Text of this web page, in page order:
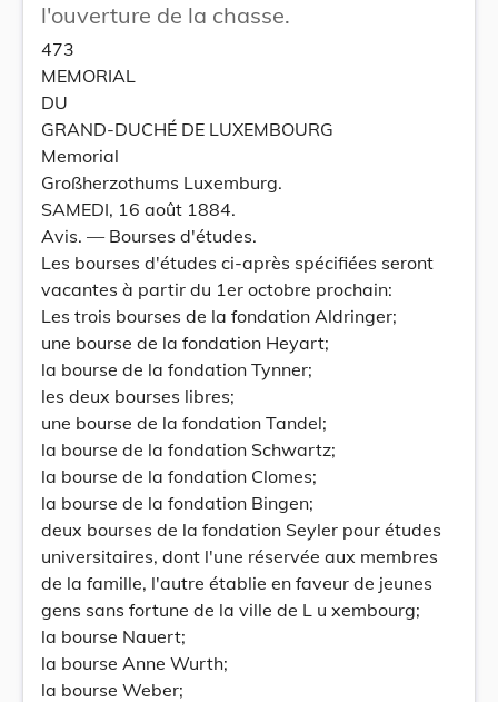
l'ouverture de la chasse.
473
MEMORIAL
DU
GRAND-DUCHÉ DE LUXEMBOURG
Memorial
Großherzothums Luxemburg.
SAMEDI, 16 août 1884.
Avis. — Bourses d'études.
Les bourses d'études ci-après spécifiées seront
vacantes à partir du 1er octobre prochain:
Les trois bourses de la fondation Aldringer;
une bourse de la fondation Heyart;
la bourse de la fondation Tynner;
les deux bourses libres;
une bourse de la fondation Tandel;
la bourse de la fondation Schwartz;
la bourse de la fondation Clomes;
la bourse de la fondation Bingen;
deux bourses de la fondation Seyler pour études
universitaires, dont l'une réservée aux membres
de la famille, l'autre établie en faveur de jeunes
gens sans fortune de la ville de L u xembourg;
la bourse Nauert;
la bourse Anne Wurth;
la bourse Weber;